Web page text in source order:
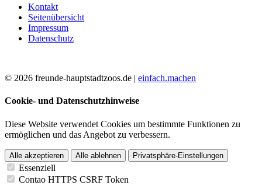
Kontakt
Seitenübersicht
Impressum
Datenschutz
© 2026 freunde-hauptstadtzoos.de | einfach.machen
Cookie- und Datenschutzhinweise
Diese Website verwendet Cookies um bestimmte Funktionen zu
ermöglichen und das Angebot zu verbessern.
Alle akzeptieren Alle ablehnen Privatsphäre-Einstellungen
Essenziell
Contao HTTPS CSRF Token